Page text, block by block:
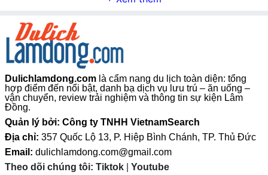
Nhà nghỉ – Hostel tại Xã Quảng Yên
Thành,Nhà nghỉ – Hostel
tại Xã Liên Minh,Nhà nghỉ – Hostel
nghỉ – Hostel
tại Xã Tây Cốc
Nhà nghỉ – Hostel
tại Xã Bằng Luân,Nhà nghỉ – Hostel tại Xã Hạ Hòa,Nhà nghỉ –
Hostel
tại Xã Đan Thượng,Nhà nghỉ – Hostel tại Xã Yên Kỳ
Nhà nghỉ – Hostel
tại Xã Vĩnh Chân Nhà nghỉ – Hostel
Văn Lang,Nhà nghỉ – Hostel tại Xã Hiền Lương,
Hostel
tại Xã Cẩm Khê , Nhà nghỉ – Hostel tại Xã Phú Khê, Nhà
nghỉ – Hostel
tại Xã Hùng Việt ,Nhà nghỉ – Hostel tại Xã Đồng
Lương ,Nhà nghỉ – Hostel tại Xã Tiên Lương
Hostel
tại Xã Vân Bán ,Nhà nghỉ – Hostel
Dulichlamdong.com là cẩm nang du lịch toàn diện: tổng
hợp điểm đến nổi bật, danh bạ dịch vụ lưu trú – ăn uống –
vận chuyển, review trải nghiệm và thông tin sự kiện Lâm
Đồng.
Quản lý bởi: Công ty TNHH VietnamSearch
Địa chỉ: 357 Quốc Lộ 13, P. Hiệp Bình Chánh, TP. Thủ Đức
Email: dulichlamdong.com@gmail.com
Theo dõi chúng tôi: Tiktok Youtube